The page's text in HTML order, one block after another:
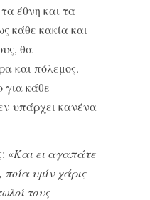
έθνη και τα
κάθε κακία και
θα
και πόλεμος.
για κάθε
υπάρχει κανένα
«Και ει αγαπάτε
υμίν χάρις
τους